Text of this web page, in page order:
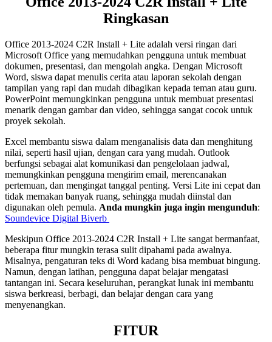
Ringkasan
Office 2013-2024 C2R Install + Lite adalah versi ringan dari
Microsoft Office yang memudahkan pengguna untuk membuat
dokumen, presentasi, dan mengolah angka. Dengan Microsoft
Word, siswa dapat menulis cerita atau laporan sekolah dengan
tampilan yang rapi dan mudah dibagikan kepada teman atau guru.
PowerPoint memungkinkan pengguna untuk membuat presentasi
menarik dengan gambar dan video, sehingga sangat cocok untuk
proyek sekolah.
Excel membantu siswa dalam menganalisis data dan menghitung
nilai, seperti hasil ujian, dengan cara yang mudah. Outlook
berfungsi sebagai alat komunikasi dan pengelolaan jadwal,
memungkinkan pengguna mengirim email, merencanakan
pertemuan, dan mengingat tanggal penting. Versi Lite ini cepat dan
tidak memakan banyak ruang, sehingga mudah diinstal dan
digunakan oleh pemula. Anda mungkin juga ingin mengunduh:
Soundevice Digital Biverb
Meskipun Office 2013-2024 C2R Install + Lite sangat bermanfaat,
beberapa fitur mungkin terasa sulit dipahami pada awalnya.
Misalnya, pengaturan teks di Word kadang bisa membuat bingung.
Namun, dengan latihan, pengguna dapat belajar mengatasi
tantangan ini. Secara keseluruhan, perangkat lunak ini membantu
siswa berkreasi, berbagi, dan belajar dengan cara yang
menyenangkan.
FITUR